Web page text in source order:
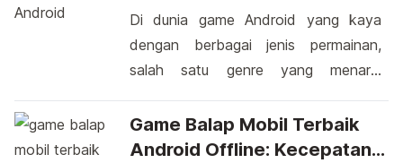
hasil rancangan terbarunya yang di
beri nama Xolo Q2100. Hasil desain
terbarunya tersebut identik dengan
belakang, […]
Di dunia game Android yang kaya
dengan berbagai jenis permainan,
salah satu genre yang menarik
Dengan grafik yang mengagumkan
dan gameplay yang mengasyikkan,
Game Balap Mobil Terbaik
Android Offline: Kecepatan